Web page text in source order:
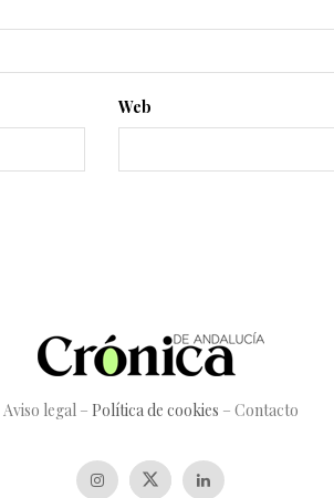
Web
Aviso legal– Política de cookies – Contacto